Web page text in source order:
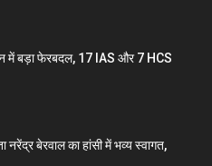
में बड़ा फेरबदल, 17 IAS और 7 HCS
बेरवाल का हांसी में भव्य स्वागत,